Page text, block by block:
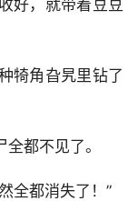
好，就带着豆豆
犄角旮旯里钻了
都不见了。
全都消失了！”